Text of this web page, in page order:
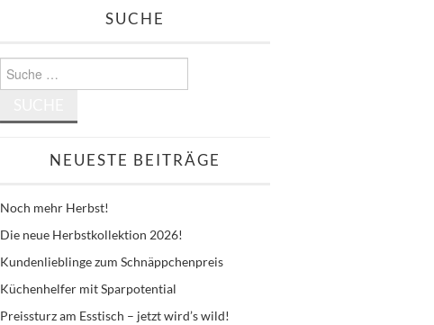
SUCHE
Suche
nach:
NEUESTE BEITRÄGE
Noch mehr Herbst!
Die neue Herbstkollektion 2026!
Kundenlieblinge zum Schnäppchenpreis
Küchenhelfer mit Sparpotential
Preissturz am Esstisch – jetzt wird’s wild!